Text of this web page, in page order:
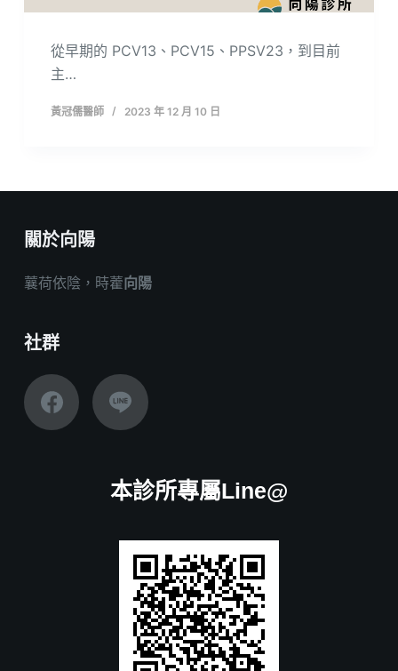
從早期的 PCV13、PCV15、PPSV23，到目前
主…
黃冠儒醫師 2023 年 12 月 10 日
關於向陽
蘘荷依陰，時藿向陽
社群
本診所專屬Line@